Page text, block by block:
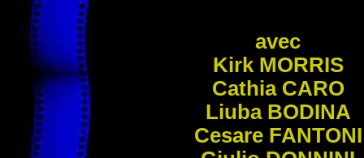
avec
Kirk MORRIS
Cathia CARO
Liuba BODINA
Cesare FANTONI